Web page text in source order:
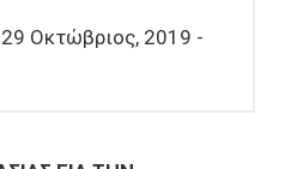
Οκτώβριος, 2019 -